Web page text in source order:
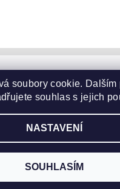
NEOLT, spol. s r. o., všechna práva
soubory cookie. Dalším
souhlas s jejich
NASTAVENÍ
SOUHLASÍM